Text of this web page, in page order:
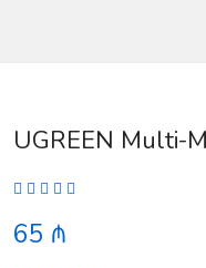
UGREEN Multi-
65 ₼